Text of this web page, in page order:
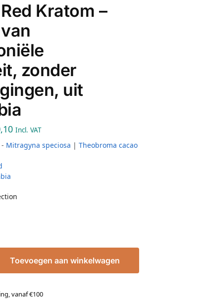
Kratom –
zonder
uit
Incl. VAT
- Mitragyna speciosa |Theobroma cacao
Toevoegen aan winkelwagen
vanaf €100